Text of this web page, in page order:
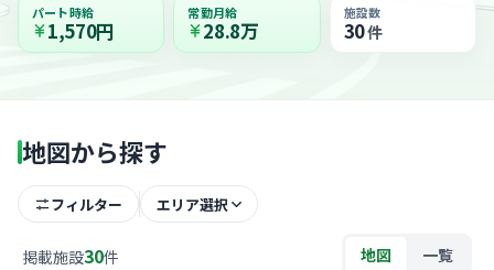
パート時給
1,570円
常勤月給
28.8万
施設数
30件
地図から探す
フィルター エリア選択
掲載施設30件 地図 一覧